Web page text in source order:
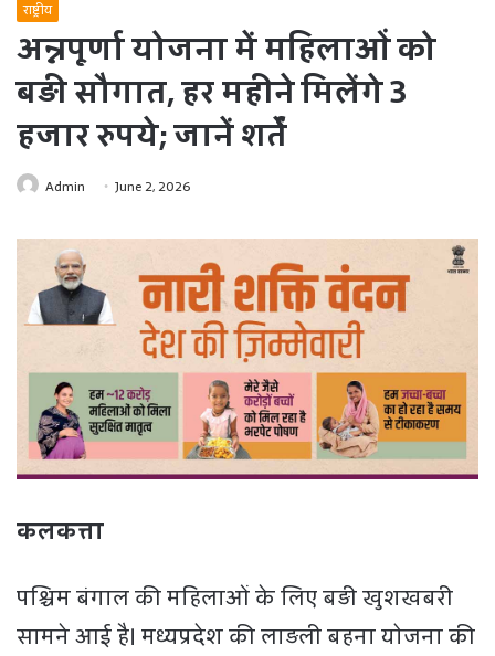
राष्ट्रीय
अन्नपूर्णा योजना में महिलाओं को
बड़ी सौगात, हर महीने मिलेंगे 3
हजार रुपये; जानें शर्तें
Admin June 2, 2026
कलकत्ता
पश्चिम बंगाल की महिलाओं के लिए बड़ी खुशखबरी
सामने आई है। मध्यप्रदेश की लाड़ली बहना योजना की